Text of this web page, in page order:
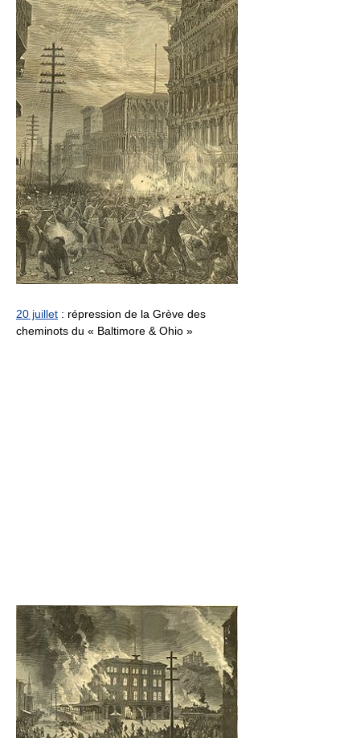
20 juillet : répression de la Grève des
cheminots du « Baltimore & Ohio »